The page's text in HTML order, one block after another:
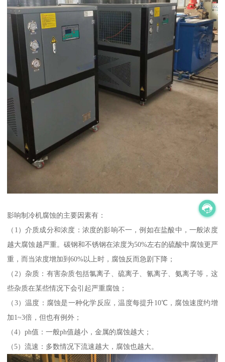
影响制冷机腐蚀的主要因素有：
（1）介质成分和浓度：浓度的影响不一，例如在盐酸中，一般浓度
越大腐蚀越严重。碳钢和不锈钢在浓度为50%左右的硫酸中腐蚀更严
重，而当浓度增加到60%以上时，腐蚀反而急剧下降；
（2）杂质：有害杂质包括氯离子、硫离子、氰离子、氨离子等，这
些杂质在某些情况下会引起严重腐蚀；
（3）温度：腐蚀是一种化学反应，温度每提升10℃，腐蚀速度约增
加1~3倍，但也有例外；
（4）ph值：一般ph值越小，金属的腐蚀越大；
（5）流速：多数情况下流速越大，腐蚀也越大。